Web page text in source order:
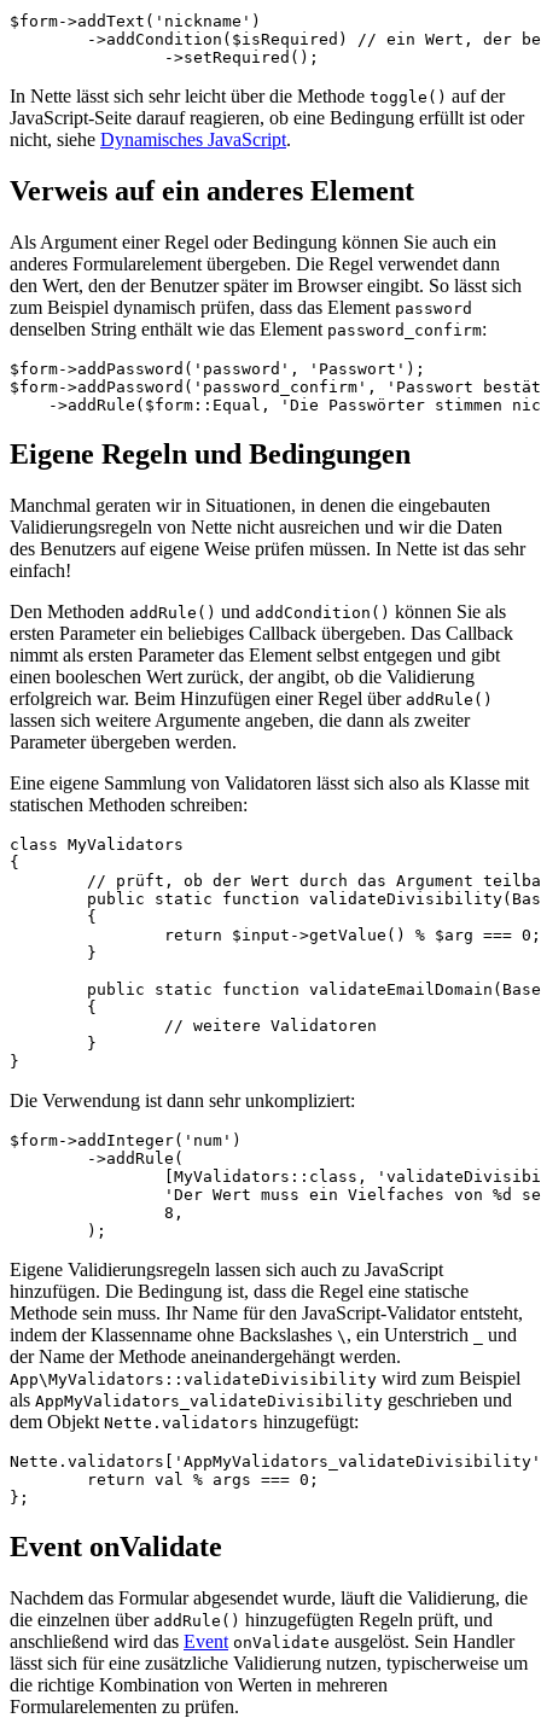
$form->addText('nickname')
In Nette lässt sich sehr leicht über die Methode toggle() auf der
JavaScript-Seite darauf reagieren, ob eine Bedingung erfüllt ist oder
nicht, siehe Dynamisches JavaScript.
Verweis auf ein anderes Element
Als Argument einer Regel oder Bedingung können Sie auch ein
anderes Formularelement übergeben. Die Regel verwendet dann
den Wert, den der Benutzer später im Browser eingibt. So lässt sich
zum Beispiel dynamisch prüfen, dass das Element password
denselben String enthält wie das Element password_confirm:
$form->addPassword('password', 'Passwort');
$form->addPassword('password_confirm', 'Passwort
Eigene Regeln und Bedingungen
Manchmal geraten wir in Situationen, in denen die eingebauten
Validierungsregeln von Nette nicht ausreichen und wir die Daten
des Benutzers auf eigene Weise prüfen müssen. In Nette ist das sehr
einfach!
Den Methoden addRule() und addCondition() können Sie als
ersten Parameter ein beliebiges Callback übergeben. Das Callback
nimmt als ersten Parameter das Element selbst entgegen und gibt
einen booleschen Wert zurück, der angibt, ob die Validierung
erfolgreich war. Beim Hinzufügen einer Regel über addRule()
lassen sich weitere Argumente angeben, die dann als zweiter
Parameter übergeben werden.
Eine eigene Sammlung von Validatoren lässt sich also als Klasse mit
statischen Methoden schreiben:
class MyValidators
{
Die Verwendung ist dann sehr unkompliziert:
$form->addInteger('num')
Eigene Validierungsregeln lassen sich auch zu JavaScript
hinzufügen. Die Bedingung ist, dass die Regel eine statische
Methode sein muss. Ihr Name für den JavaScript-Validator entsteht,
indem der Klassenname ohne Backslashes \ , ein Unterstrich
und
der Name der Methode aneinandergehängt werden.
App\MyValidators::validateDivisibility wird zum Beispiel
als AppMyValidators_validateDivisibility geschrieben und
dem Objekt Nette.validators hinzugefügt:
Event onValidate
Nachdem das Formular abgesendet wurde, läuft die Validierung, die
die einzelnen über addRule() hinzugefügten Regeln prüft, und
anschließend wird das Event onValidate ausgelöst. Sein Handler
lässt sich für eine zusätzliche Validierung nutzen, typischerweise um
die richtige Kombination von Werten in mehreren
Formularelementen zu prüfen.